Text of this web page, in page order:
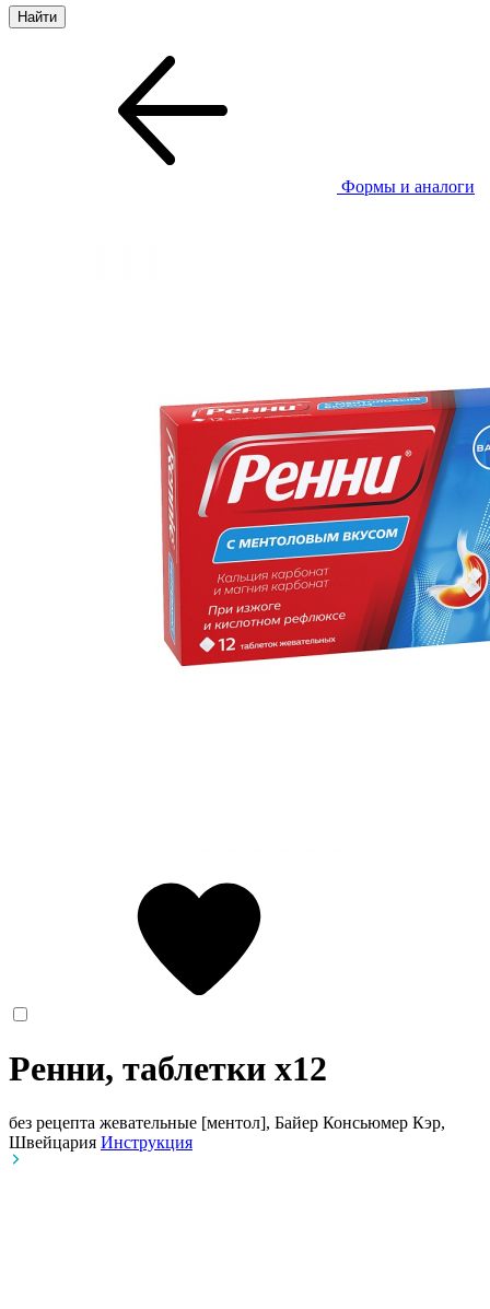
Формы и аналоги
Ренни, таблетки x12
без рецепта жевательные [ментол], Байер Консьюмер Кэр,
Швейцария Инструкция